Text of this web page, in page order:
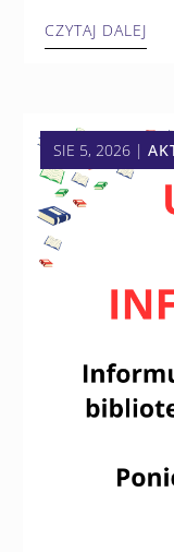
CZYTAJ DALEJ
SIE 5, 2026 |